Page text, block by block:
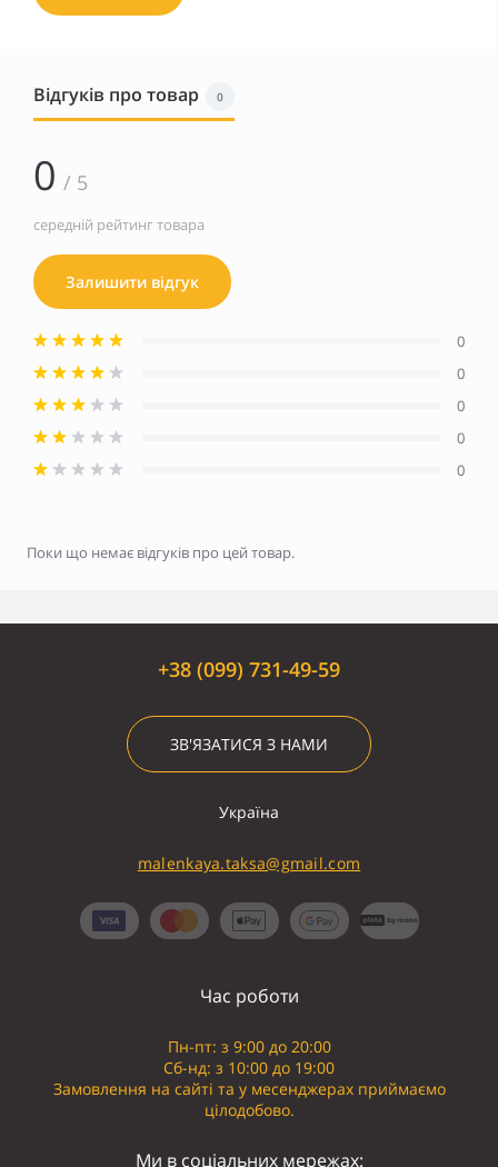
Відгуків про товар 0
0 / 5
середній рейтинг товара
Залишити відгук
0
0
0
0
0
Поки що немає відгуків про цей товар.
+38 (099) 731-49-59
ЗВ'ЯЗАТИСЯ З НАМИ
Україна
malenkaya.taksa@gmail.com
Час роботи
Пн-пт: з 9:00 до 20:00
Сб-нд: з 10:00 до 19:00
Замовлення на сайті та у месенджерах приймаємо
цілодобово.
Ми в соціальних мережах: